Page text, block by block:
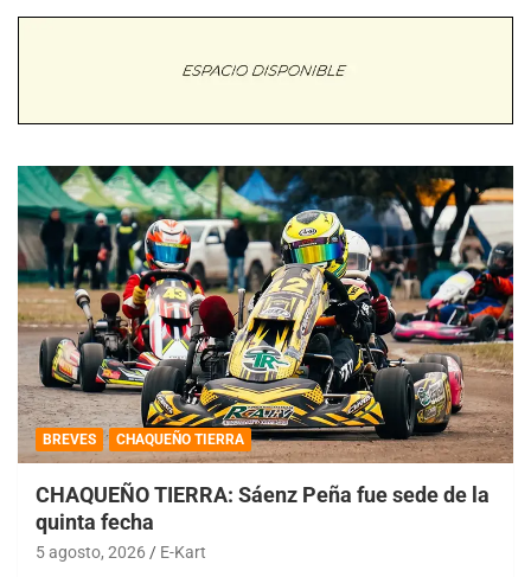
BREVES CHAQUEÑO TIERRA
CHAQUEÑO TIERRA: Sáenz Peña fue sede de la
quinta fecha
5 agosto, 2026 E-Kart